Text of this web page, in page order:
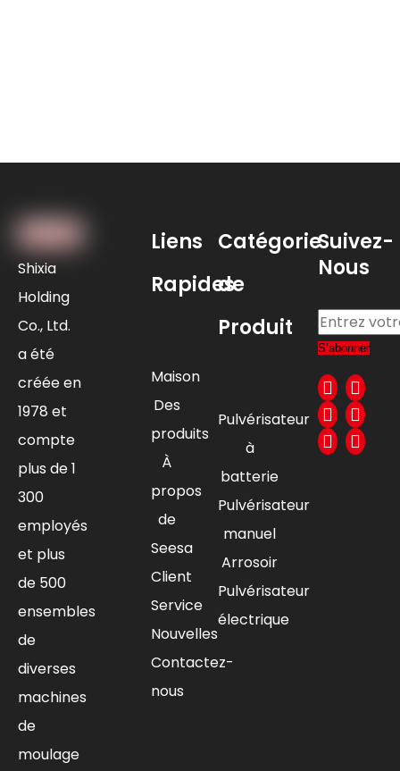
Shixia
Holding
Co., Ltd.
a été
créée en
1978 et
compte
plus de 1
300
employés
et plus
de 500
ensembles
de
diverses
machines
de
moulage
Liens
Rapides
Maison
Des
produits
À
propos
de
Seesa
Client
Service
Nouvelles
Contactez-
nous
Catégorie
de
Produit
Pulvérisateur
à
batterie
Pulvérisateur
manuel
Arrosoir
Pulvérisateur
électrique
Suivez-
Nous
S’abonner